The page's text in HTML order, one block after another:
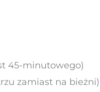
45-minutowego)
zamiast na bieżni)